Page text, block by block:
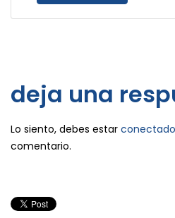
deja una
Lo siento, debes estar conectado
comentario.